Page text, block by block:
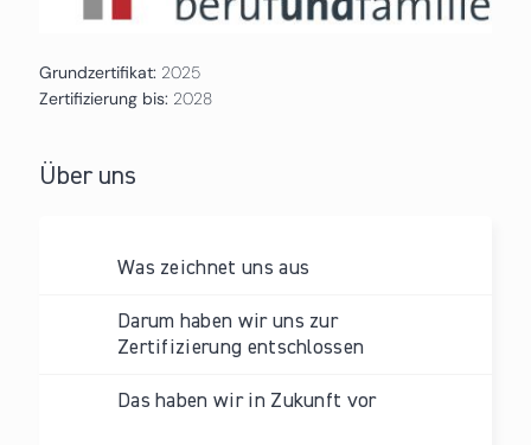
Grundzertifikat: 2025
Zertifizierung bis: 2028
Über uns
Was zeichnet uns aus
Darum haben wir uns zur
Zertifizierung entschlossen
Das haben wir in Zukunft vor